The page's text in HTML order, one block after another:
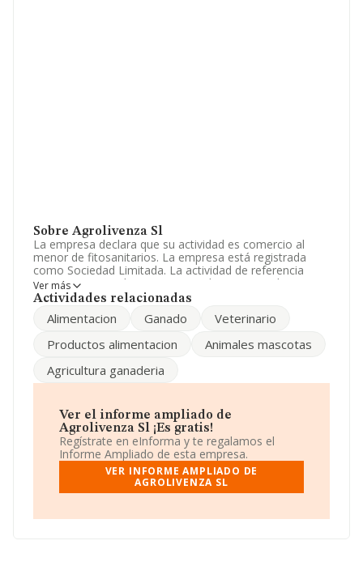
Sobre Agrolivenza Sl
La empresa declara que su actividad es comercio al
menor de fitosanitarios. La empresa está registrada
como Sociedad Limitada. La actividad de referencia
CNAE corresponde a 'Comercio al por mayor de
cereales, tabaco en rama, simientes y alimentos para
exportadora.
La plantilla se ha reducido un 50% y según los datos a
empleados por debajo de la media de sector.
La empresa española Agrolivenza S.L
identificación fiscal B06453898, está situada en
Poligono Industrial Ramapalla Manzana 2 Parc. 5,
(06100), en el municipio de Olivenza, en Badajoz,
empresas pertenecientes al sector, la facturación en el
Ver más
Actividades relacionadas
Alimentacion Ganado
Veterinario
Productos alimentacion
Animales mascotas
Agricultura ganaderia
Ver el informe ampliado de
Agrolivenza Sl ¡Es gratis!
Regístrate en eInforma y te regalamos el
Informe Ampliado de esta empresa.
VER INFORME AMPLIADO DE
AGROLIVENZA SL